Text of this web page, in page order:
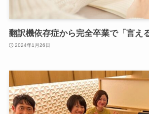
翻訳機依存症から完全卒業で「言え
2024年1月26日